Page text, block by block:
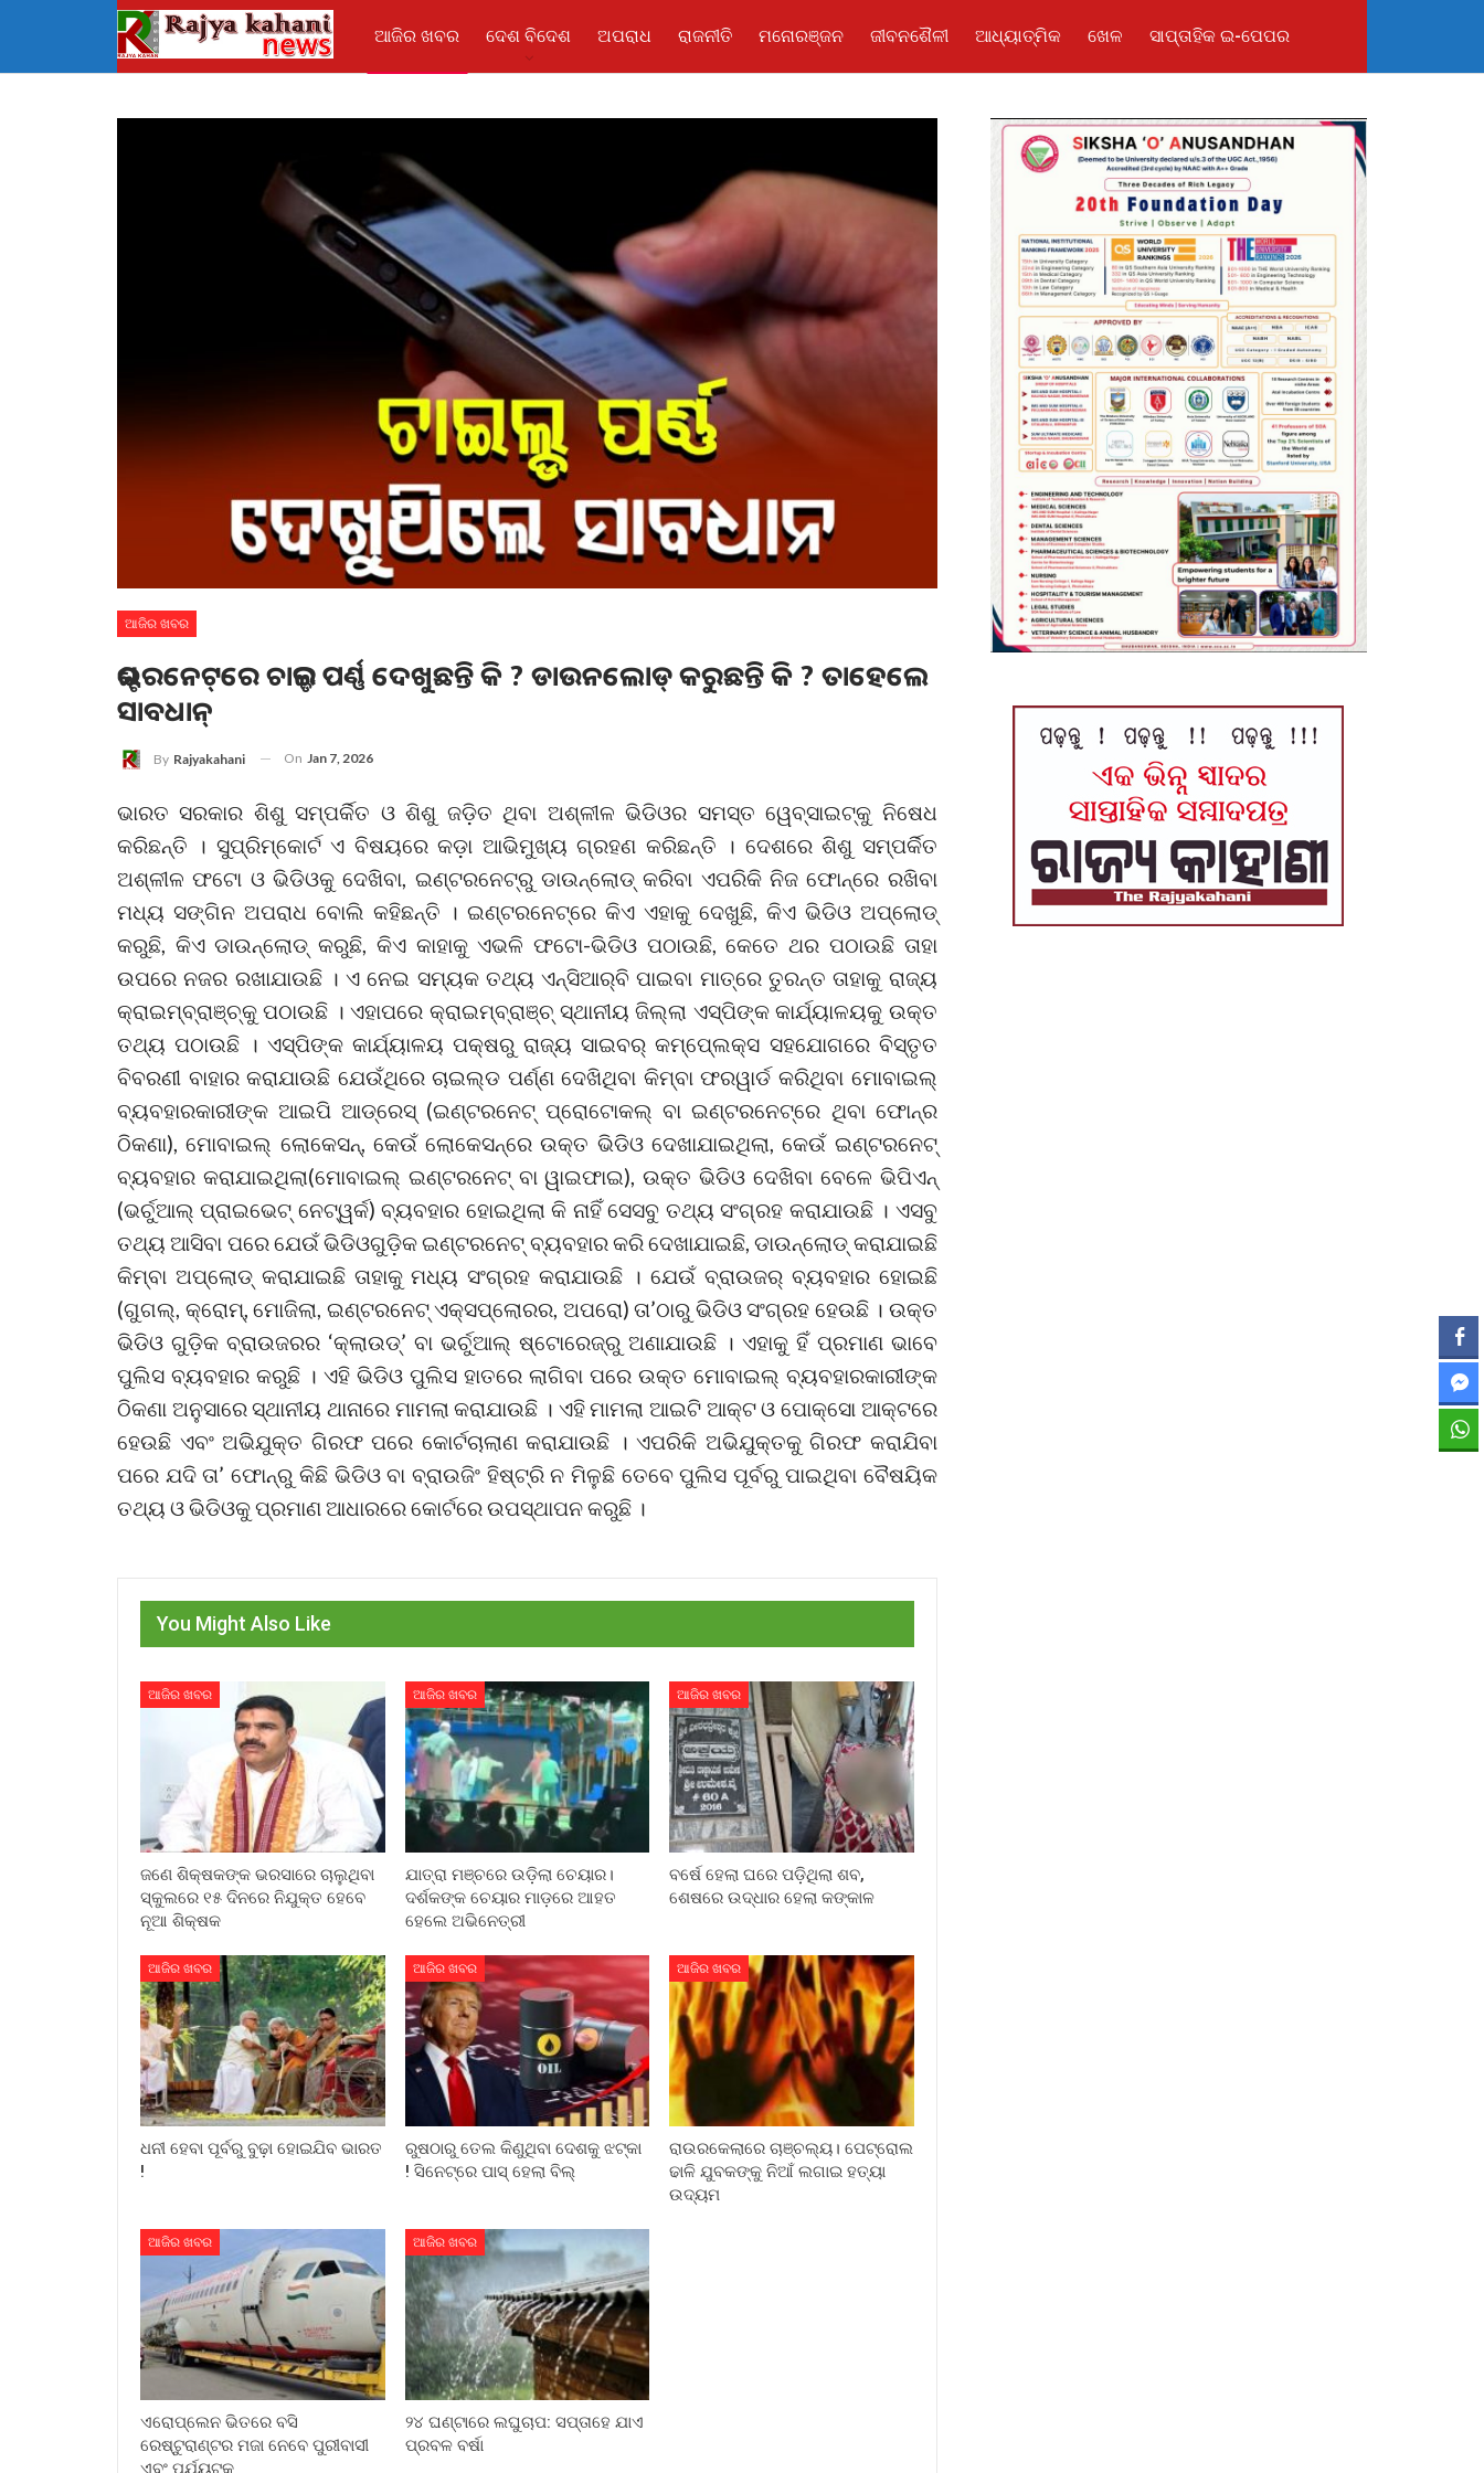
ଆଜିର ଖବର ଦେଶ ବିଦେଶ ଅପରାଧ ରାଜନୀତି ମନୋରଞ୍ଜନ ଜୀବନଶୈଳୀ ଆଧ୍ୟାତ୍ମିକ ଖେଳ ସାପ୍ତାହିକ ଇ-ପେପର
ଆଜିର ଖବର
ଇଣ୍ଟରନେଟ୍‌ରେ ଚାଇଲ୍ଡ ପର୍ଣ୍ଣ ଦେଖୁଛନ୍ତି କି ? ଡାଉନଲୋଡ୍ କରୁଛନ୍ତି କି ? ତାହେଲେ
ସାବଧାନ୍
By Rajyakahani On Jan 7, 2026
ଭାରତ ସରକାର ଶିଶୁ ସମ୍ପର୍କିତ ଓ ଶିଶୁ ଜଡ଼ିତ ଥିବା ଅଶ୍ଳୀଳ ଭିଡିଓର ସମସ୍ତ ୱେବ୍‌ସାଇଟ୍‌କୁ ନିଷେଧ
କରିଛନ୍ତି । ସୁପ୍ରିମ୍‌କୋର୍ଟ ଏ ବିଷୟରେ କଡ଼ା ଆଭିମୁଖ୍ୟ ଗ୍ରହଣ କରିଛନ୍ତି । ଦେଶରେ ଶିଶୁ ସମ୍ପର୍କିତ
ଅଶ୍ଳୀଳ ଫଟୋ ଓ ଭିଡିଓକୁ ଦେଖିବା, ଇଣ୍ଟରନେଟ୍‌ରୁ ଡାଉନ୍‌ଲୋଡ୍‌ କରିବା ଏପରିକି ନିଜ ଫୋନ୍‌ରେ ରଖିବା
ମଧ୍ୟ ସଙ୍ଗିନ ଅପରାଧ ବୋଲି କହିଛନ୍ତି । ଇଣ୍ଟରନେଟ୍‌ରେ କିଏ ଏହାକୁ ଦେଖୁଛି, କିଏ ଭିଡିଓ ଅପ୍‌ଲୋଡ୍‌
କରୁଛି, କିଏ ଡାଉନ୍‌ଲୋଡ୍‌ କରୁଛି, କିଏ କାହାକୁ ଏଭଳି ଫଟୋ-ଭିଡିଓ ପଠାଉଛି, କେତେ ଥର ପଠାଉଛି ତାହା
ଉପରେ ନଜର ରଖାଯାଉଛି । ଏ ନେଇ ସମ୍ୟକ ତଥ୍ୟ ଏନ୍‌ସିଆର୍‌ବି ପାଇବା ମାତ୍ରେ ତୁରନ୍ତ ତାହାକୁ ରାଜ୍ୟ
କ୍ରାଇମ୍‌ବ୍ରାଞ୍ଚ୍‌କୁ ପଠାଉଛି । ଏହାପରେ କ୍ରାଇମ୍‌ବ୍ରାଞ୍ଚ୍‌ ସ୍ଥାନୀୟ ଜିଲ୍ଲା ଏସ୍‌ପିଙ୍କ କାର୍ଯ୍ୟାଳୟକୁ ଉକ୍ତ
ତଥ୍ୟ ପଠାଉଛି । ଏସ୍‌ପିଙ୍କ କାର୍ଯ୍ୟାଳୟ ପକ୍ଷରୁ ରାଜ୍ୟ ସାଇବର୍‌ କମ୍ପେ୍ଲକ୍ସ ସହଯୋଗରେ ବିସ୍ତୃତ
ବିବରଣୀ ବାହାର କରାଯାଉଛି ଯେଉଁଥିରେ ଚାଇଲ୍ଡ ପର୍ଣ୍ଣ ଦେଖିଥିବା କିମ୍ବା ଫରୱାର୍ଡ କରିଥିବା ମୋବାଇଲ୍‌
ବ୍ୟବହାରକାରୀଙ୍କ ଆଇପି ଆଡ୍ରେସ୍‌ (ଇଣ୍ଟରନେଟ୍‌ ପ୍ରୋଟୋକଲ୍‌ ବା ଇଣ୍ଟରନେଟ୍‌ରେ ଥିବା ଫୋନ୍‌ର
ଠିକଣା), ମୋବାଇଲ୍‌ ଲୋକେସନ୍‌, କେଉଁ ଲୋକେସନ୍‌ରେ ଉକ୍ତ ଭିଡିଓ ଦେଖାଯାଇଥିଲା, କେଉଁ ଇଣ୍ଟରନେଟ୍‌
ବ୍ୟବହାର କରାଯାଇଥିଲା(ମୋବାଇଲ୍‌ ଇଣ୍ଟରନେଟ୍‌ ବା ୱାଇଫାଇ), ଉକ୍ତ ଭିଡିଓ ଦେଖିବା ବେଳେ ଭିପିଏନ୍‌
(ଭର୍ଚୁଆଲ୍‌ ପ୍ରାଇଭେଟ୍‌ ନେଟ୍‌ୱର୍କ) ବ୍ୟବହାର ହୋଇଥିଲା କି ନାହିଁ ସେସବୁ ତଥ୍ୟ ସଂଗ୍ରହ କରାଯାଉଛି । ଏସବୁ
ତଥ୍ୟ ଆସିବା ପରେ ଯେଉଁ ଭିଡିଓଗୁଡ଼ିକ ଇଣ୍ଟରନେଟ୍‌ ବ୍ୟବହାର କରି ଦେଖାଯାଇଛି, ଡାଉନ୍‌ଲୋଡ୍‌ କରାଯାଇଛି
କିମ୍ବା ଅପ୍‌ଲୋଡ୍‌ କରାଯାଇଛି ତାହାକୁ ମଧ୍ୟ ସଂଗ୍ରହ କରାଯାଉଛି । ଯେଉଁ ବ୍ରାଉଜର୍‌ ବ୍ୟବହାର ହୋଇଛି
(ଗୁଗଲ୍‌, କ୍ରୋମ୍‌, ମୋଜିଲା, ଇଣ୍ଟରନେଟ୍‌ ଏକ୍ସପ୍ଲୋରର, ଅପରୋ) ତା’ଠାରୁ ଭିଡିଓ ସଂଗ୍ରହ ହେଉଛି । ଉକ୍ତ
ଭିଡିଓ ଗୁଡ଼ିକ ବ୍ରାଉଜରର ‘କ୍ଲାଉଡ୍‌’ ବା ଭର୍ଚୁଆଲ୍‌ ଷ୍ଟୋରେଜ୍‌ରୁ ଅଣାଯାଉଛି । ଏହାକୁ ହିଁ ପ୍ରମାଣ ଭାବେ
ପୁଲିସ ବ୍ୟବହାର କରୁଛି । ଏହି ଭିଡିଓ ପୁଲିସ ହାତରେ ଲାଗିବା ପରେ ଉକ୍ତ ମୋବାଇଲ୍‌ ବ୍ୟବହାରକାରୀଙ୍କ
ଠିକଣା ଅନୁସାରେ ସ୍ଥାନୀୟ ଥାନାରେ ମାମଲା କରାଯାଉଛି । ଏହି ମାମଲା ଆଇଟି ଆକ୍ଟ ଓ ପୋକ୍‌ସୋ ଆକ୍ଟରେ
ହେଉଛି ଏବଂ ଅଭିଯୁକ୍ତ ଗିରଫ ପରେ କୋର୍ଟଚାଲାଣ କରାଯାଉଛି । ଏପରିକି ଅଭିଯୁକ୍ତକୁ ଗିରଫ କରାଯିବା
ପରେ ଯଦି ତା’ ଫୋନ୍‌ରୁ କିଛି ଭିଡିଓ ବା ବ୍ରାଉଜିଂ ହିଷ୍ଟ୍ରି ନ ମିଳୁଛି ତେବେ ପୁଲିସ ପୂର୍ବରୁ ପାଇଥିବା ବୈଷୟିକ
ତଥ୍ୟ ଓ ଭିଡିଓକୁ ପ୍ରମାଣ ଆଧାରରେ କୋର୍ଟରେ ଉପସ୍ଥାପନ କରୁଛି ।
You Might Also Like
ଆଜିର ଖବର
ଜଣେ ଶିକ୍ଷକଙ୍କ ଭରସାରେ ଚାଲୁଥିବା
ସ୍କୁଲରେ ୧୫ ଦିନରେ ନିଯୁକ୍ତ ହେବେ
ନୂଆ ଶିକ୍ଷକ
ଆଜିର ଖବର
ଯାତ୍ରା ମଞ୍ଚରେ ଉଡ଼ିଲା ଚେୟାର।
ଦର୍ଶକଙ୍କ ଚେୟାର ମାଡ଼ରେ ଆହତ
ହେଲେ ଅଭିନେତ୍ରୀ
ଆଜିର ଖବର
ବର୍ଷେ ହେଲା ଘରେ ପଡ଼ିଥିଲା ଶବ,
ଶେଷରେ ଉଦ୍ଧାର ହେଲା କଙ୍କାଳ
ଆଜିର ଖବର
ଧନୀ ହେବା ପୂର୍ବରୁ ବୁଢ଼ା ହୋଇଯିବ ଭାରତ
!
ଆଜିର ଖବର
ରୁଷଠାରୁ ତେଲ କିଣୁଥିବା ଦେଶକୁ ଝଟ୍‌କା
! ସିନେଟ୍‌ରେ ପାସ୍ ହେଲା ବିଲ୍
ଆଜିର ଖବର
ରାଉରକେଲାରେ ଚାଞ୍ଚଲ୍ୟ। ପେଟ୍ରୋଲ
ଢାଳି ଯୁବକଙ୍କୁ ନିଆଁ ଲଗାଇ ହତ୍ୟା
ଉଦ୍ୟମ
ଆଜିର ଖବର
ଏରୋପ୍ଲେନ ଭିତରେ ବସି
ରେଷ୍ଟୁରାଣ୍ଟର ମଜା ନେବେ ପୁରୀବାସୀ
ଏବଂ ପର୍ଯ୍ୟଟକ
ଆଜିର ଖବର
୨୪ ଘଣ୍ଟାରେ ଲଘୁଚାପ: ସପ୍ତାହେ ଯାଏ
ପ୍ରବଳ ବର୍ଷା